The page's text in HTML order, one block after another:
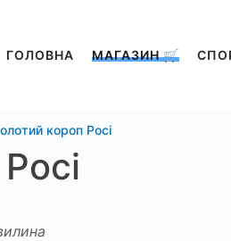
ГОЛОВНА МАГАЗИН 🛒
короп Росі